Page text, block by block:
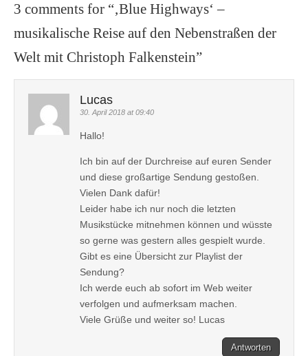
3 comments for “‚Blue Highways‘ –
musikalische Reise auf den Nebenstraßen der
Welt mit Christoph Falkenstein”
Lucas
30. April 2018 at 09:40
Hallo!
Ich bin auf der Durchreise auf euren Sender
und diese großartige Sendung gestoßen.
Vielen Dank dafür!
Leider habe ich nur noch die letzten
Musikstücke mitnehmen können und wüsste
so gerne was gestern alles gespielt wurde.
Gibt es eine Übersicht zur Playlist der
Sendung?
Ich werde euch ab sofort im Web weiter
verfolgen und aufmerksam machen.
Viele Grüße und weiter so! Lucas
Antworten